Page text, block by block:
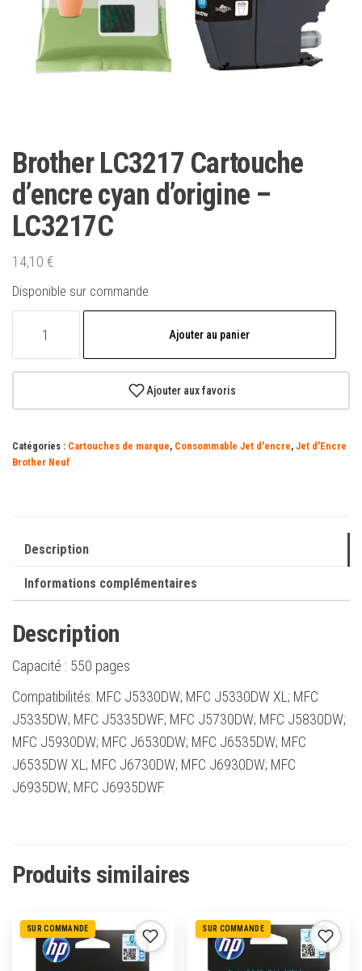
Brother LC3217 Cartouche
d’encre cyan d’origine –
LC3217C
14,10 €
Disponible sur commande
Cartouche
cyan
Ajouter au panier
Ajouter aux favoris
Catégories : Cartouches de marque, Consommable Jet d'encre, Jet d'Encre
Brother Neuf
Description
Informations complémentaires
Description
Capacité : 550 pages
Compatibilités: MFC J5330DW; MFC J5330DW XL; MFC
J5335DW; MFC J5335DWF; MFC J5730DW; MFC J5830DW;
MFC J5930DW; MFC J6530DW; MFC J6535DW; MFC
J6535DW XL; MFC J6730DW; MFC J6930DW; MFC
J6935DW; MFC J6935DWF.
Produits similaires
SUR COMMANDE SUR COMMANDE